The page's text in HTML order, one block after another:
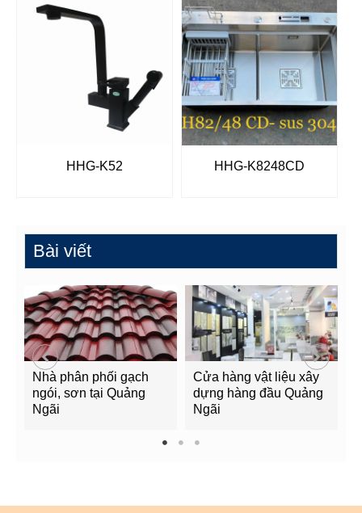
HHG-K52 HHG-K8248CD
Bài viết
Nhà phân phối gạch
ngói, sơn tại Quảng
Ngãi
Cửa hàng vật liệu xây
dựng hàng đầu Quảng
Ngãi
1 2 3